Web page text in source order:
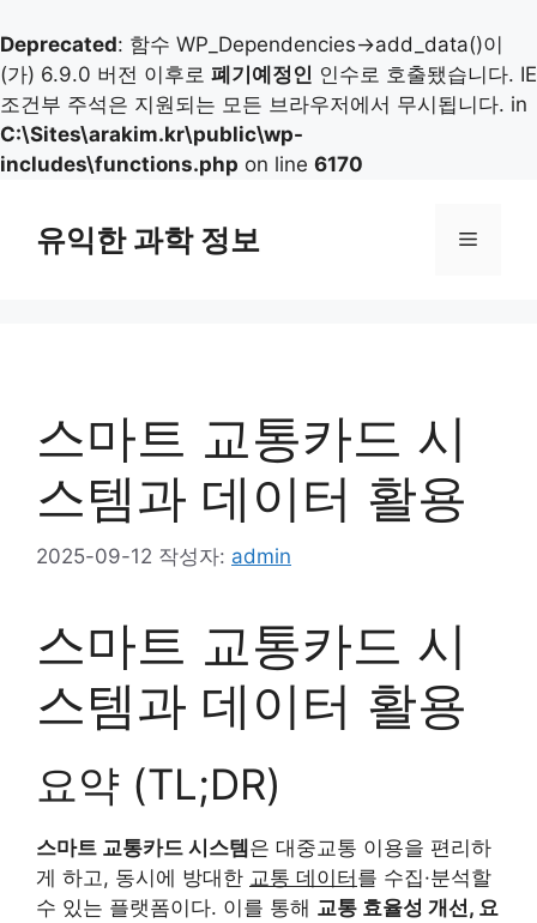
Deprecated: 함수 WP_Dependencies->add_data()이
(가) 6.9.0 버전 이후로 폐기예정인 인수로 호출됐습니다. IE
조건부 주석은 지원되는 모든 브라우저에서 무시됩니다. in
C:\Sites\arakim.kr\public\wp-
includes\functions.php on line 6170
유익한 과학 정보 메
스마트 교통카드 시
스템과 데이터 활용
2025-09-12 작성자: admin
스마트 교통카드 시
스템과 데이터 활용
요약 (TL;DR)
스마트 교통카드 시스템은 대중교통 이용을 편리하
게 하고, 동시에 방대한 교통 데이터를 수집·분석할
수 있는 플랫폼이다. 이를 통해 교통 효율성 개선, 요